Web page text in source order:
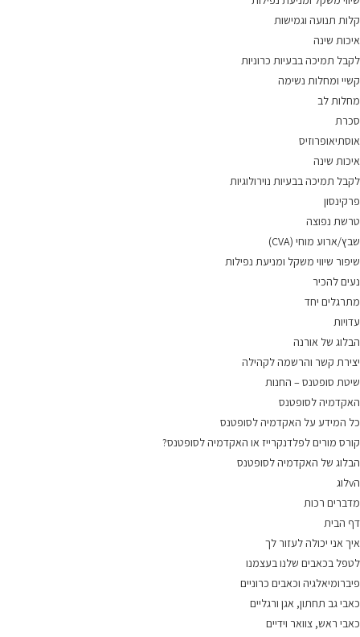
קלות תנועה וגמישות
איכות שינה
לקבל תמיכה בבעיות כרוניות
קשיי ומחלות נשימה
מחלות לב
סכרת
אוסתיאופרוזיס
איכות שינה
לקבל תמיכה בבעיות נוירולוגיות
פרקינסון
טרשת נפוצה
שבץ/ארוע מוחי (CVA)
שיפור שיווי משקל ומניעת נפילות
נעים להכיר
מתרגלים יחד
עדויות
הבלוג של אורנה
יצירת קשר והרשמה לקהילה
שיטת סופטנס – החנות
האקדמיה לסופטנס
כל המידע על האקדמיה לסופטנס
קורס מורים לפלדנקרייז או האקדמיה לסופטנס?
הבלוג של האקדמיה לסופטנס
הvלוג
מדברים רכות
דף הבית
איך אני יכולה לעזור לך
לטפל בכאבים שלנו בעצמנו
פיברומיאלגיה וכאבים כרוניים
כאבי גב תחתון, אגן ורגליים
כאבי ראש, צוואר וידיים